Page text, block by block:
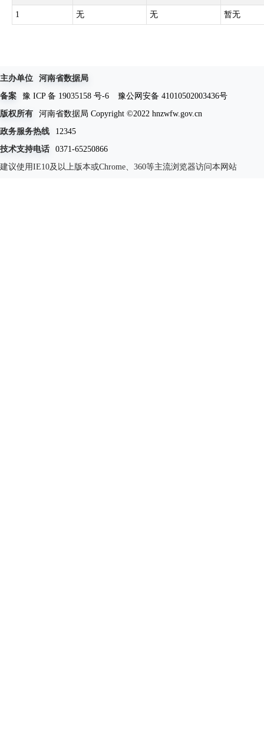
1 无 无 暂无
主办单位
河南省数据局
备案
豫 ICP 备 19035158 号-6
豫公网安备 41010502003436号
版权所有
河南省数据局 Copyright ©2022 hnzwfw.gov.cn
政务服务热线
12345
技术支持电话
0371-65250866
建议使用IE10及以上版本或Chrome、360等主流浏览器访问本网站